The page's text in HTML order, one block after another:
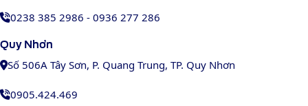
0238 385 2986 - 0936 277 286
Quy Nhơn
Số 506A Tây Sơn, P. Quang Trung, TP. Quy Nhơn
0905.424.469